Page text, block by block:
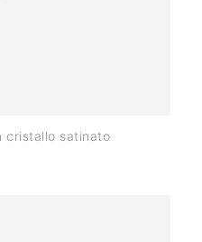
cristallo satinato